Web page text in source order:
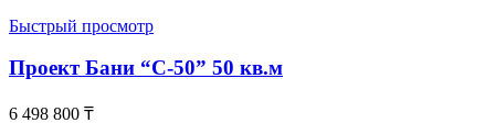
Быстрый просмотр
Проект Бани “С-50” 50 кв.м
6 498 800 ₸